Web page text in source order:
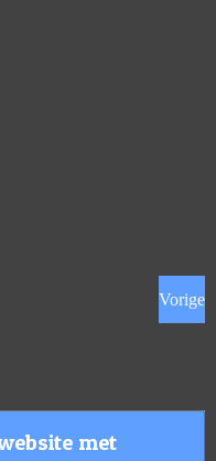
Vorige
met